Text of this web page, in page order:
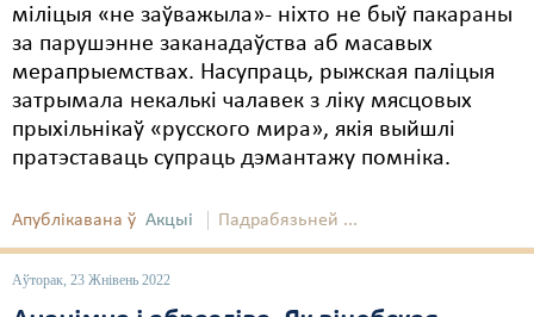
міліцыя «не заўважыла»- ніхто не быў пакараны
за парушэнне заканадаўства аб масавых
мерапрыемствах. Насупраць, рыжская паліцыя
затрымала некалькі чалавек з ліку мясцовых
прыхільнікаў «русского мира», якія выйшлі
пратэставаць супраць дэмантажу помніка.
Апублікавана ў Акцыі Падрабязьней ...
Аўторак, 23 Жнівень 2022